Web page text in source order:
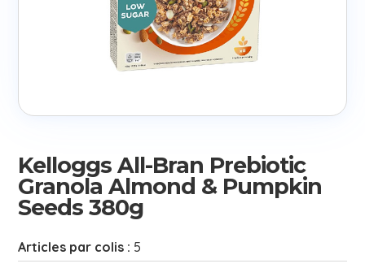
Kelloggs All-Bran Prebiotic
Granola Almond & Pumpkin
Seeds 380g
Articles par colis : 5